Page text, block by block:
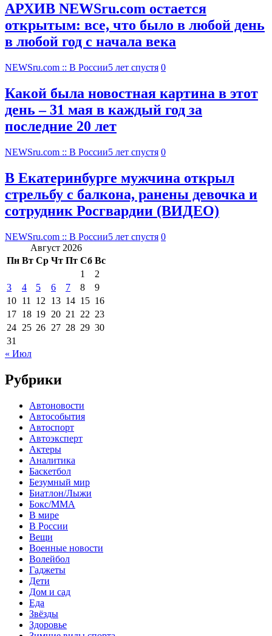
АРХИВ NEWSru.com остается
открытым: все, что было в любой день
в любой год с начала века
NEWSru.com :: В России5 лет спустя 0
Какой была новостная картина в этот
день – 31 мая в каждый год за
последние 20 лет
NEWSru.com :: В России5 лет спустя 0
В Екатеринбурге мужчина открыл
стрельбу с балкона, ранены девочка и
сотрудник Росгвардии (ВИДЕО)
NEWSru.com :: В России5 лет спустя 0
Август 2026
Пн Вт Ср Чт Пт Сб Вс
1
2
3
4 5 6 7 8
9
10 11 12 13 14 15 16
17 18 19 20 21 22 23
24 25 26 27 28 29 30
31
« Июл
Рубрики
Автоновости
Автособытия
Автоспорт
Автоэксперт
Актеры
Аналитика
Баскетбол
Безумный мир
Биатлон/Лыжи
Бокс/MMA
В мире
В России
Вещи
Военные новости
Волейбол
Гаджеты
Дети
Дом и сад
Еда
Звёзды
Здоровье